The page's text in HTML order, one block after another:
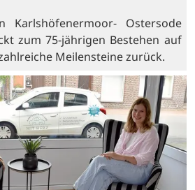
Karlshöfenermoor- Ostersode
zum 75-jährigen Bestehen auf
Meilensteine zurück.